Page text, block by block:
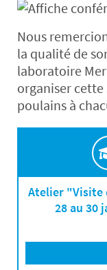
Nous
la qualité de
laboratoire
organiser
poulains à
Atelier "Visite
28 au 30